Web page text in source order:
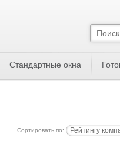
Сортировать по: Рейтингу
Стандартные окна